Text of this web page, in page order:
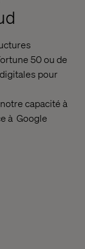
50 ou de
pour
capacité à
à Google